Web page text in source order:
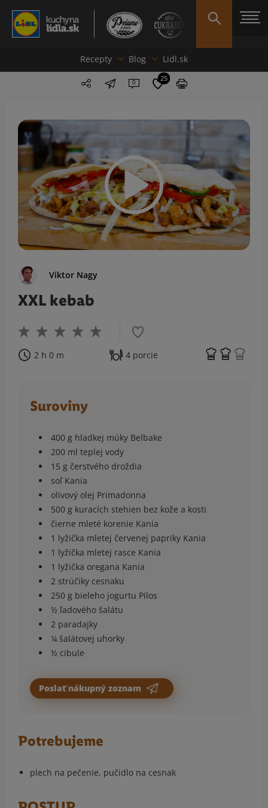
Recepty Blog Lidl.sk
0 25
Viktor Nagy
XXL kebab
2 h 0 m 4 porcie
Suroviny
400 g hladkej múky Belbake
200 ml teplej vody
15 g čerstvého droždia
soľ Kania
olivový olej Primadonna
500 g kuracích stehien bez kože a kosti
čierne mleté korenie Kania
1 lyžička mletej červenej papriky Kania
1 lyžička mletej rasce Kania
1 lyžička oregana Kania
2 strúčiky cesnaku
250 g bieleho jogurtu Pilos
½ ľadového šalátu
2 paradajky
¼ šalátovej uhorky
½ cibule
Poslať nákupný zoznam
Potrebujeme
plech na pečenie, pučidlo na cesnak